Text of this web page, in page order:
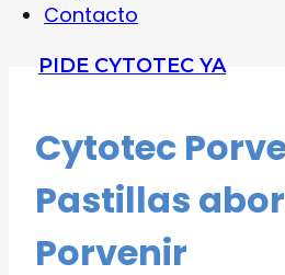
Contacto
PIDE CYTOTEC YA
Cytotec
Pastillas
Porvenir